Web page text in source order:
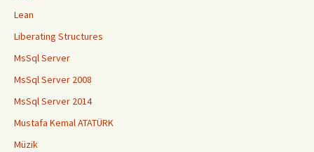
Lean
Liberating Structures
MsSql Server
MsSql Server 2008
MsSql Server 2014
Mustafa Kemal ATATÜRK
Müzik